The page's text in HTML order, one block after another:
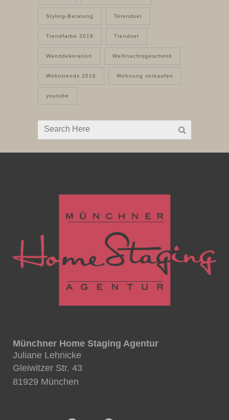
Styling-Beratung Terendset
Trendfarbe 2019 Trendset
Wanddekoration Weihnachtsgeschenk
Wohntrends 2016 Wohnung verkaufen
youtube
Münchner Home Staging Agentur
Juliane Lehnicke
Gleiwitzer Str. 43
81929 München